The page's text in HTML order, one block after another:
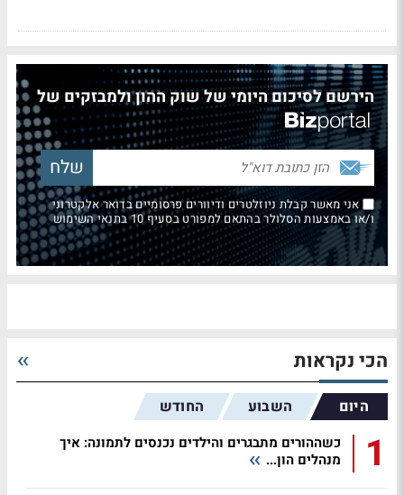
הירשם לסיכום היומי של שוק ההון ולמבזקים של
אני מאשר קבלת ניוזלטרים ודיוורים פרסומיים בדואר אלקטרוני
ו/או באמצעות הסלולר בהתאם למפורט בסעיף 10 בתנאי השימוש
הכי נקראות
היום השבוע החודש
1
כשההורים מתבגרים והילדים נכנסים לתמונה: איך
מנהלים הון...